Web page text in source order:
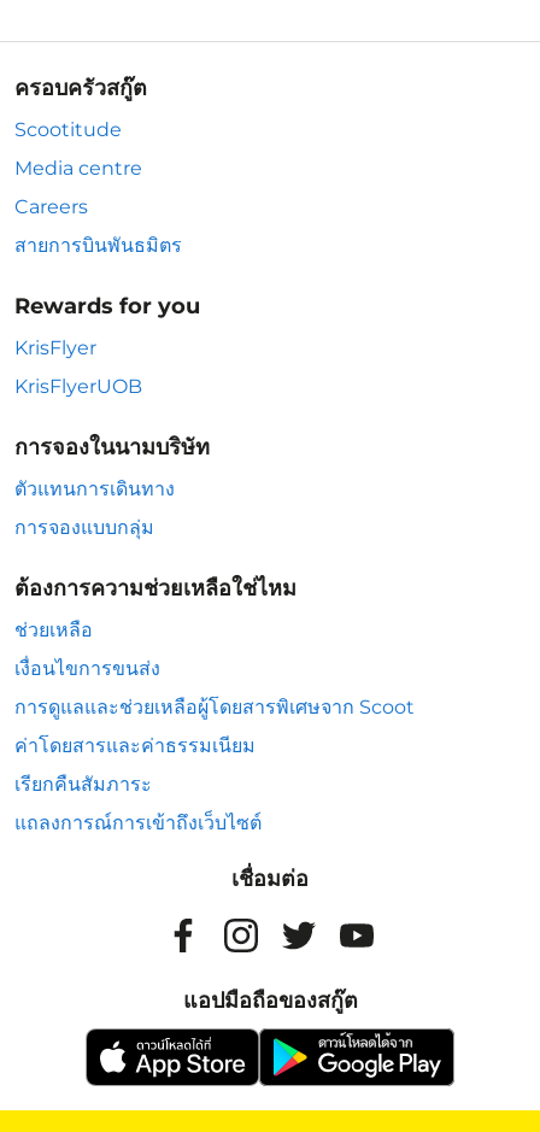
ครอบครัวสกู๊ต
Scootitude
Media centre
Careers
สายการบินพันธมิตร
Rewards for you
KrisFlyer
KrisFlyerUOB
การจองในนามบริษัท
ตัวแทนการเดินทาง
การจองแบบกลุ่ม
ต้องการความช่วยเหลือใช่ไหม
ช่วยเหลือ
เงื่อนไขการขนส่ง
การดูแลและช่วยเหลือผู้โดยสารพิเศษจาก Scoot
ค่าโดยสารและค่าธรรมเนียม
เรียกคืนสัมภาระ
แถลงการณ์การเข้าถึงเว็บไซต์
เชื่อมต่อ
แอปมือถือของสกู๊ต